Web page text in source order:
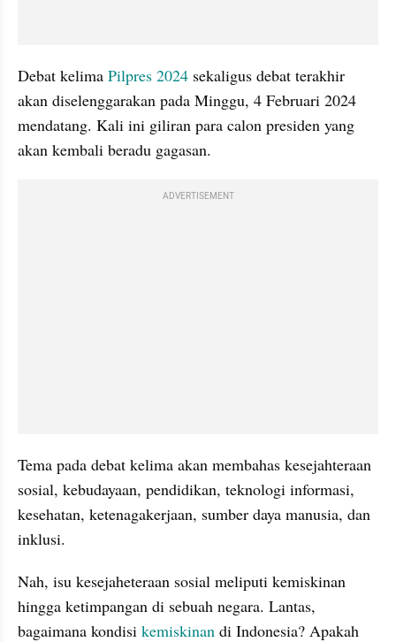
Debat kelima Pilpres 2024 sekaligus debat terakhir
akan diselenggarakan pada Minggu, 4 Februari 2024
mendatang. Kali ini giliran para calon presiden yang
akan kembali beradu gagasan.
ADVERTISEMENT
Tema pada debat kelima akan membahas kesejahteraan
sosial, kebudayaan, pendidikan, teknologi informasi,
kesehatan, ketenagakerjaan, sumber daya manusia, dan
inklusi.
Nah, isu kesejaheteraan sosial meliputi kemiskinan
hingga ketimpangan di sebuah negara. Lantas,
bagaimana kondisi kemiskinan di Indonesia? Apakah